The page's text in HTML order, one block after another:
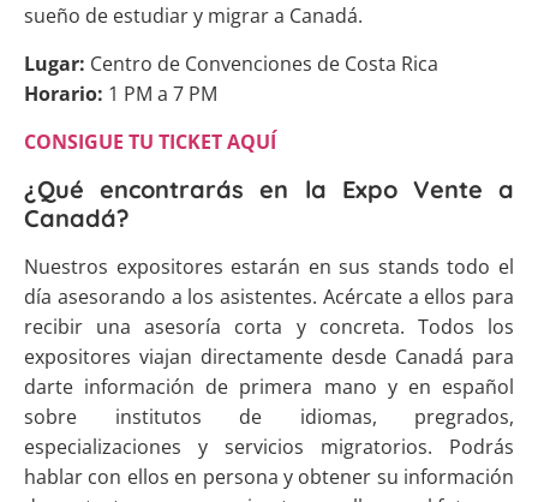
sueño de estudiar y migrar a Canadá.
Lugar: Centro de Convenciones de Costa Rica
Horario: 1 PM a 7 PM
CONSIGUE TU TICKET AQUÍ
¿Qué encontrarás en la Expo Vente a
Canadá?
Nuestros expositores estarán en sus stands todo el
día asesorando a los asistentes. Acércate a ellos para
recibir una asesoría corta y concreta. Todos los
expositores viajan directamente desde Canadá para
darte información de primera mano y en español
sobre institutos de idiomas, pregrados,
especializaciones y servicios migratorios. Podrás
hablar con ellos en persona y obtener su información